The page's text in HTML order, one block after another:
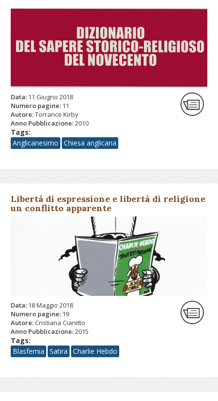
Data: 11 Giugno 2018
Numero pagine: 11
Autore:Torrance Kirby
Anno Pubblicazione:2010
Tags:
Anglicanesimo
Chiesa anglicana
Libertà di espressione e libertà di religione
un conflitto apparente
Data: 18 Maggio 2018
Numero pagine: 19
Autore:Cristiana Cianitto
Anno Pubblicazione:2015
Tags:
Blasfemia
Satira Charlie Hebdo